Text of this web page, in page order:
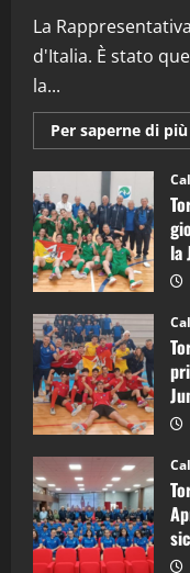
La
d'Italia. È stato
la...
Per saperne di più
la